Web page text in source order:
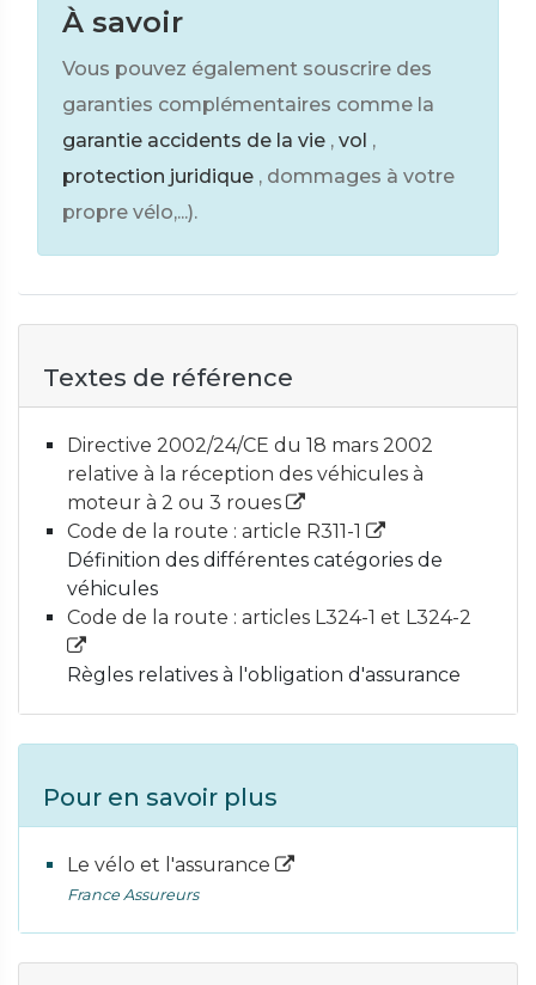
À savoir
Vous pouvez également souscrire des
garanties complémentaires comme la
garantie accidents de la vie , vol ,
protection juridique , dommages à votre
propre vélo,...).
Textes de référence
Directive 2002/24/CE du 18 mars 2002
relative à la réception des véhicules à
moteur à 2 ou 3 roues
Code de la route : article R311-1
Définition des différentes catégories de
véhicules
Code de la route : articles L324-1 et L324-2
Règles relatives à l'obligation d'assurance
Pour en savoir plus
Le vélo et l'assurance
France Assureurs